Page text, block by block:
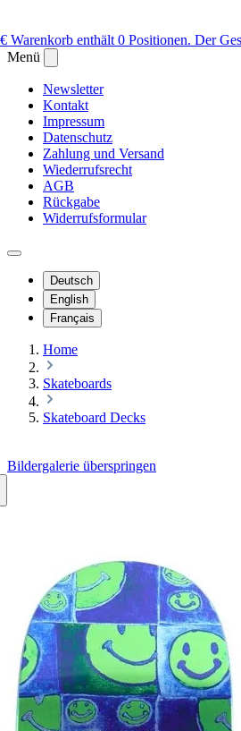
Warenkorb enthält 0 Positionen. Der
Menü
Newsletter
Kontakt
Impressum
Datenschutz
Zahlung und Versand
Wiederrufsrecht
AGB
Rückgabe
Widerrufsformular
Deutsch
English
Français
Home
Skateboards
Skateboard Decks
Bildergalerie überspringen